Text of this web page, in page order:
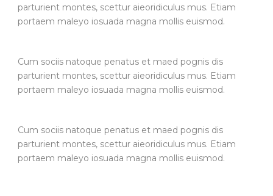
parturient montes, scettur aieoridiculus mus. Etiam
portaem maleyo iosuada magna mollis euismod.
Cum sociis natoque penatus et maed pognis dis
parturient montes, scettur aieoridiculus mus. Etiam
portaem maleyo iosuada magna mollis euismod.
Cum sociis natoque penatus et maed pognis dis
parturient montes, scettur aieoridiculus mus. Etiam
portaem maleyo iosuada magna mollis euismod.